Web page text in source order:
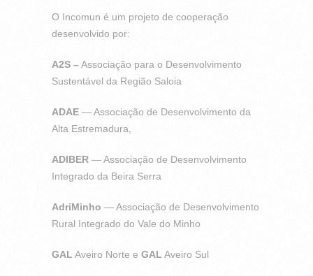
O Incomun é um projeto de cooperação
desenvolvido por:
A2S –Associação para o Desenvolvimento
Sustentável da Região Saloia
ADAE — Associação de Desenvolvimento da
Alta Estremadura,
ADIBER — Associação de Desenvolvimento
Integrado da Beira Serra
AdriMinho — Associação de Desenvolvimento
Rural Integrado do Vale do Minho
GAL Aveiro Norte e GAL Aveiro Sul